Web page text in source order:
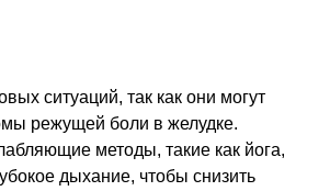
ситуаций, так как они могут
режущей боли в желудке.
методы, такие как йога,
дыхание, чтобы снизить